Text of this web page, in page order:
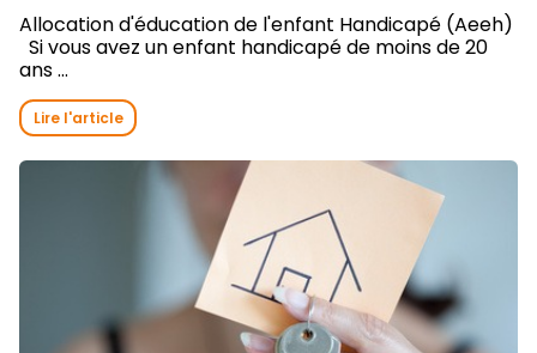
Allocation d'éducation de l'enfant Handicapé (Aeeh)
Si vous avez un enfant handicapé de moins de 20
ans ...
Lire l'article